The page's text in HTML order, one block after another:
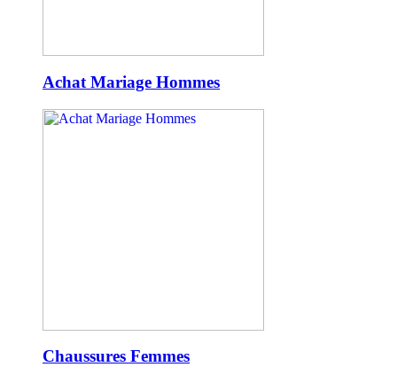
Achat Mariage Hommes
Chaussures Femmes